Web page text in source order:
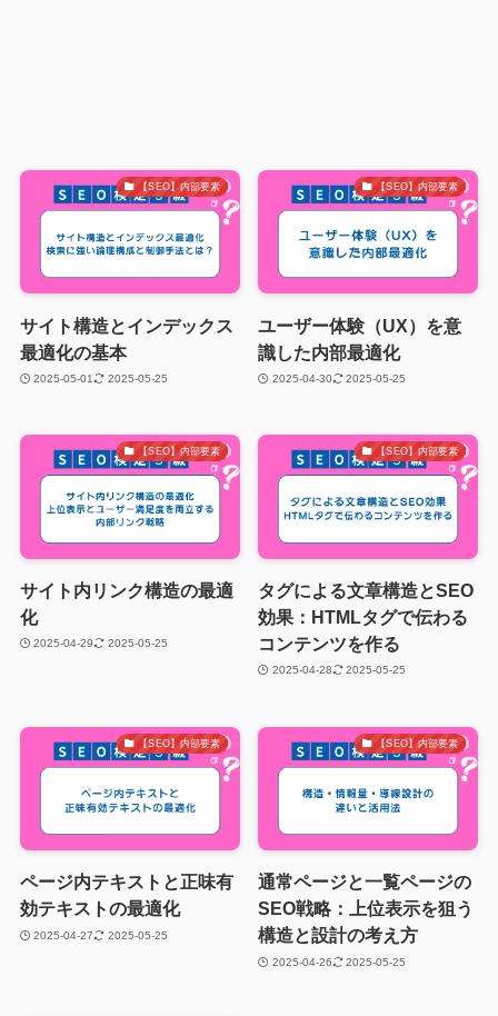
【SEO】内部要素
サイト構造とインデックス
最適化の基本
2025-05-01 2025-05-25
【SEO】内部要素
ユーザー体験（UX）を意
識した内部最適化
2025-04-30 2025-05-25
【SEO】内部要素
サイト内リンク構造の最適
化
2025-04-29 2025-05-25
【SEO】内部要素
タグによる文章構造とSEO
効果：HTMLタグで伝わる
コンテンツを作る
2025-04-28 2025-05-25
【SEO】内部要素
ページ内テキストと正味有
効テキストの最適化
2025-04-27 2025-05-25
【SEO】内部要素
通常ページと一覧ページの
SEO戦略：上位表示を狙う
構造と設計の考え方
2025-04-26 2025-05-25